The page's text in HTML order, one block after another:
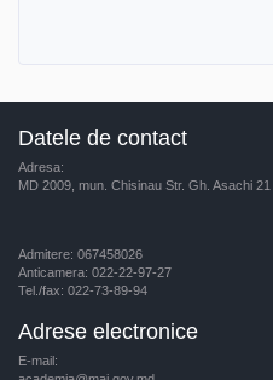
Datele de contact
Adresa:
MD 2009, mun. Chisinau Str. Gh. Asachi 21
Admitere: 067458026
Anticamera: 022-22-97-27
Tel./fax: 022-73-89-94
Adrese electronice
E-mail: